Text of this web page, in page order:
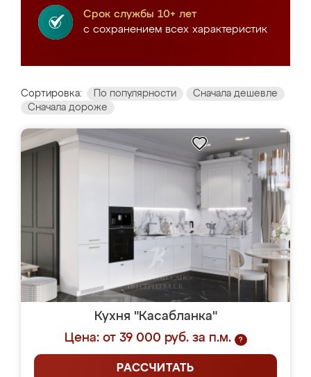
Срок службы 10+ лет
с сохранением всех характеристик
Сортировка: По популярности
Сначала дешевле
Сначала дороже
Кухня "Касабланка"
Цена: от 39 000 руб. за п.м.
?
РАССЧИТАТЬ